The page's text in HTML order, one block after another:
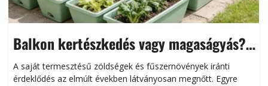
Balkon kertészkedés vagy magaságyás?
Helytakarékos kertészkedés
A saját termesztésű zöldségek és fűszernövények iránti
érdeklődés az elmúlt években látványosan megnőtt. Egyre